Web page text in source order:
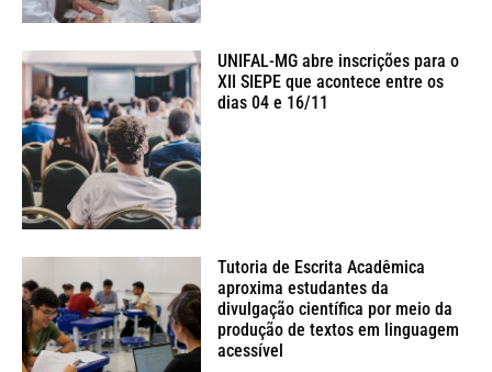
UNIFAL-MG abre inscrições para o
XII SIEPE que acontece entre os
dias 04 e 16/11
Tutoria de Escrita Acadêmica
aproxima estudantes da
divulgação científica por meio da
produção de textos em linguagem
acessível